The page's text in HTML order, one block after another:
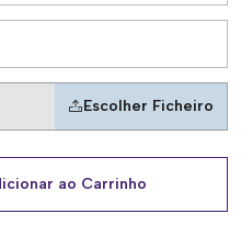
Escolher Ficheiro
ao Carrinho